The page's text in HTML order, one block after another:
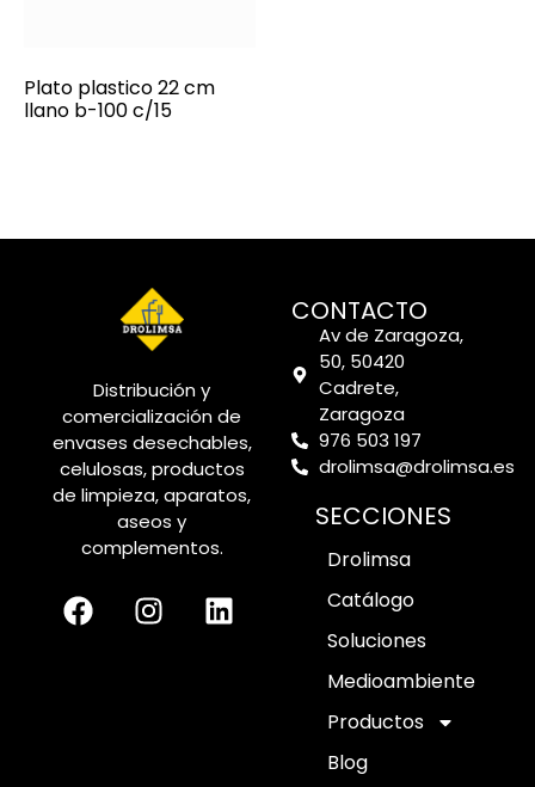
Plato plastico 22 cm
llano b-100 c/15
Distribución y
comercialización de
envases desechables,
celulosas, productos
de limpieza, aparatos,
aseos y
complementos.
CONTACTO
Av de Zaragoza,
50, 50420
Cadrete,
Zaragoza
976 503 197
drolimsa@drolimsa.es
SECCIONES
Drolimsa
Catálogo
Soluciones
Medioambiente
Productos
Blog